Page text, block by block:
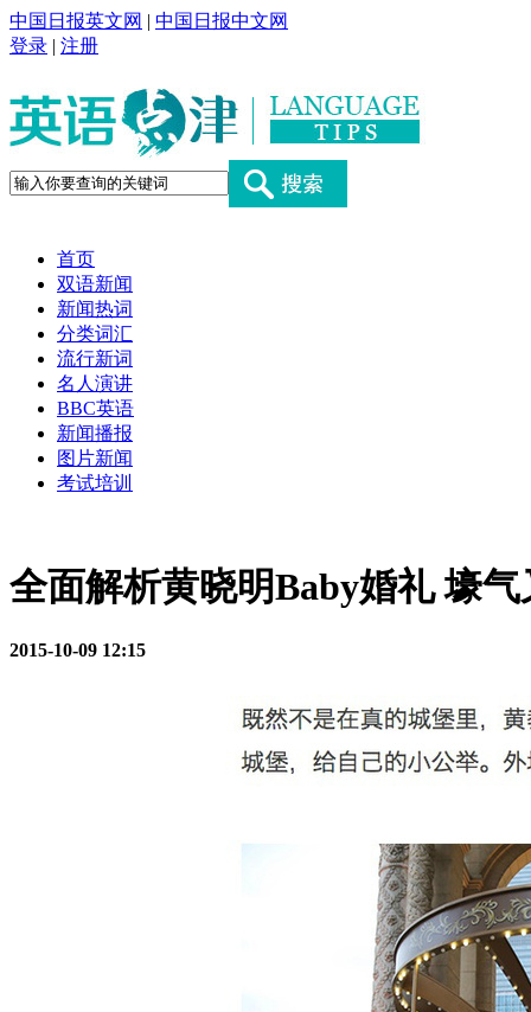
中国日报英文网 | 中国日报中文网
登录 | 注册
首页
双语新闻
新闻热词
分类词汇
流行新词
名人演讲
BBC英语
新闻播报
图片新闻
考试培训
全面解析黄晓明Baby婚礼 壕
2015-10-09 12:15